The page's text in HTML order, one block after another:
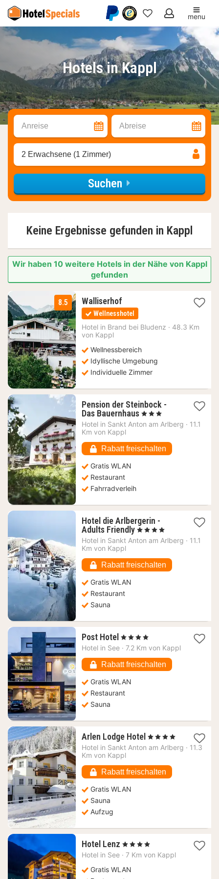
Meine
Favoriten
menu
Hotels in Kappl
Anreise Abreise
2 Erwachsene (1 Zimmer)
Suchen
Keine Ergebnisse gefunden in Kappl
Wir haben 10 weitere Hotels in der Nähe von Kappl
gefunden
8.5 Walliserhof1
Nacht
ab
177,18
Wellnesshotel
Hotel in Brand bei Bludenz · 48.3 Km
von Kappl
Wellnessbereich
Idyllische Umgebung
Individuelle Zimmer
Pension der Steinbock -
Das Bauernhaus 1
Nacht
€
, 3 Sterne
Hotel in Sankt Anton am Arlberg · 11.1
Km von Kappl
Rabatt freischalten
Gratis WLAN
Restaurant
Fahrradverleih
Hotel die Arlbergerin -
Adults Friendly 1
Nacht
€
, 4 Sterne
Hotel in Sankt Anton am Arlberg · 11.1
Km von Kappl
Rabatt freischalten
Gratis WLAN
Restaurant
Sauna
Post Hotel 1
Nacht
211,37
€
, 4 Sterne
Hotel in See · 7.2 Km von Kappl
Rabatt freischalten
Gratis WLAN
Restaurant
Sauna
Arlen Lodge Hotel 1
Nacht
€
, 4 Sterne
Hotel in Sankt Anton am Arlberg · 11.3
Km von Kappl
Rabatt freischalten
Gratis WLAN
Sauna
Aufzug
Hotel Lenz 1
Nacht
207,08
, 4 Sterne
Hotel in See · 7 Km von Kappl
Gratis WLAN